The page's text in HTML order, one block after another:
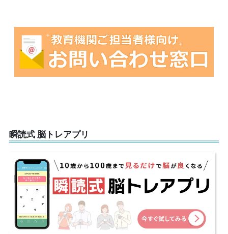
瞬読式 脳トレアプリ